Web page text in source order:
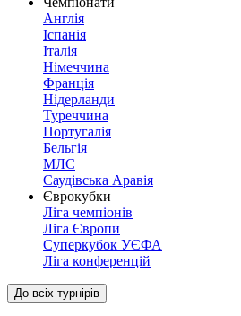
Англія
Іспанія
Італія
Німеччина
Франція
Нідерланди
Туреччина
Португалія
Бельгія
МЛС
Саудівська Аравія
Єврокубки
Ліга чемпіонів
Ліга Європи
Суперкубок УЄФА
Ліга конференцій
До всіх турнірів